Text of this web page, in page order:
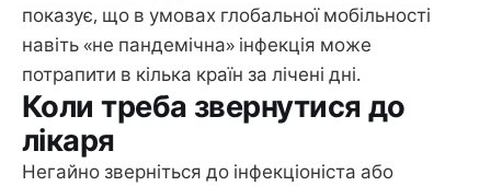
показує, що в умовах глобальної мобільності
навіть «не пандемічна» інфекція може
потрапити в кілька країн за лічені дні.
Коли треба звернутися до
лікаря
Негайно зверніться до інфекціоніста або